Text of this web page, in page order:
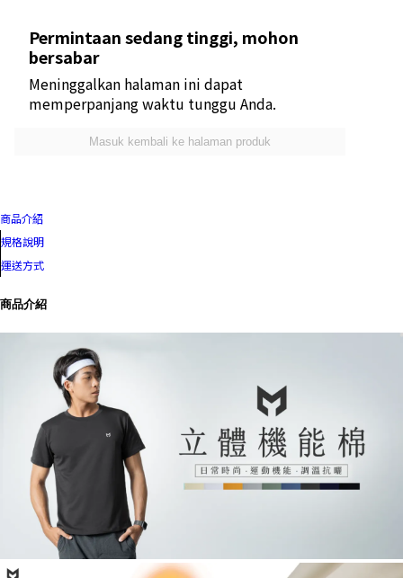
Permintaan sedang tinggi, mohon
bersabar
Meninggalkan halaman ini dapat
memperpanjang waktu tunggu Anda.
Masuk kembali ke halaman produk
商品介紹
規格說明
運送方式
商品介紹